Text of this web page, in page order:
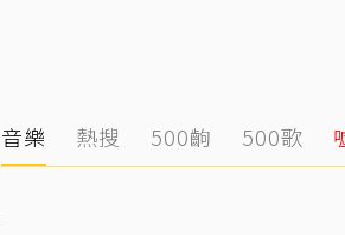
音樂 熱搜 500齣 500歌